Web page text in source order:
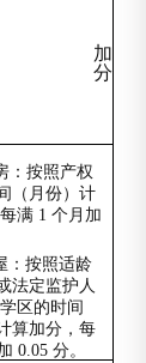
加
分
：按照产权
（月份）计
满 1 个月加
：按照适龄
法定监护人
区的时间
算加分，每
0.05 分。